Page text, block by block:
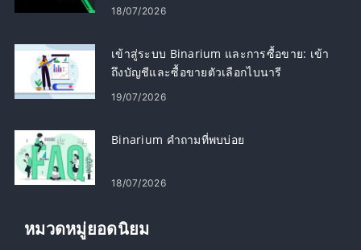
18/07/2026
เข้าสู่ระบบ Binarium และการซื้อขาย: เข้า
ถึงบัญชีและซื้อขายตัวเลือกไบนารี
19/07/2026
Binarium คำถามที่พบบ่อย
18/07/2026
หมวดหมู่ยอดนิยม